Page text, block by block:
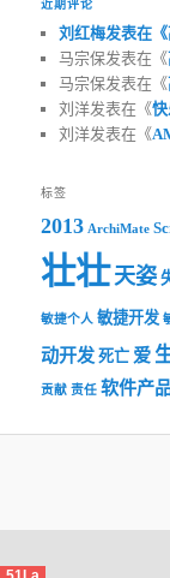
近期评论
刘红梅发表在《
马宗保发表在《
马宗保发表在《
刘洋发表在《
刘洋发表在《
标签
2013 ArchiMate
壮壮天姿
敏捷个人 敏捷开发
动开发 死亡 爱
贡献 责任 软件产